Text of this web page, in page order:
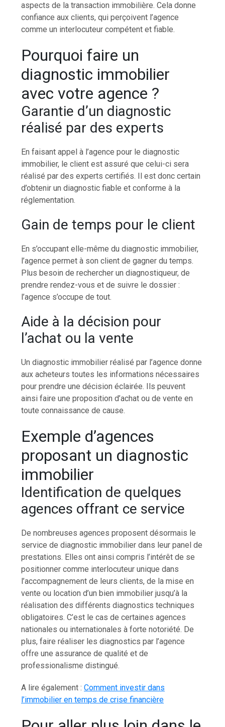
aspects de la transaction immobilière. Cela donne
confiance aux clients, qui perçoivent l’agence
comme un interlocuteur compétent et fiable.
Pourquoi faire un
diagnostic immobilier
avec votre agence ?
Garantie d’un diagnostic
réalisé par des experts
En faisant appel à l’agence pour le diagnostic
immobilier, le client est assuré que celui-ci sera
réalisé par des experts certifiés. Il est donc certain
d’obtenir un diagnostic fiable et conforme à la
réglementation.
Gain de temps pour le client
En s’occupant elle-même du diagnostic immobilier,
l’agence permet à son client de gagner du temps.
Plus besoin de rechercher un diagnostiqueur, de
prendre rendez-vous et de suivre le dossier :
l’agence s’occupe de tout.
Aide à la décision pour
l’achat ou la vente
Un diagnostic immobilier réalisé par l’agence donne
aux acheteurs toutes les informations nécessaires
pour prendre une décision éclairée. Ils peuvent
ainsi faire une proposition d’achat ou de vente en
toute connaissance de cause.
Exemple d’agences
proposant un diagnostic
immobilier
Identification de quelques
agences offrant ce service
De nombreuses agences proposent désormais le
service de diagnostic immobilier dans leur panel de
prestations. Elles ont ainsi compris l’intérêt de se
positionner comme interlocuteur unique dans
l’accompagnement de leurs clients, de la mise en
vente ou location d’un bien immobilier jusqu’à la
réalisation des différents diagnostics techniques
obligatoires. C’est le cas de certaines agences
nationales ou internationales à forte notoriété. De
plus, faire réaliser les diagnostics par l’agence
offre une assurance de qualité et de
professionalisme distingué.
A lire également :Comment investir dans
l’immobilier en temps de crise financière